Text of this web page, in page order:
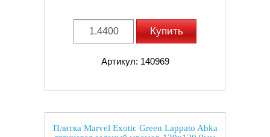
Купить
Артикул: 140969
Плитка Marvel Exotic Green Lappato Abka